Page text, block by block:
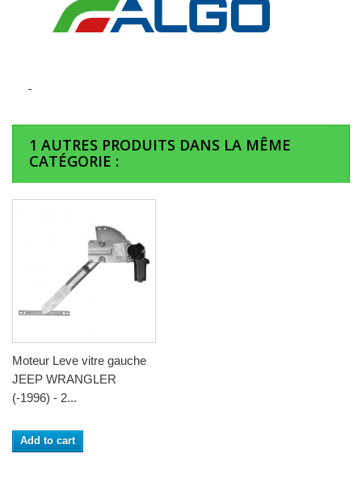
1 AUTRES PRODUITS DANS LA MÊME
CATÉGORIE :
Moteur Leve vitre gauche
JEEP WRANGLER
(-1996) - 2...
Add to cart